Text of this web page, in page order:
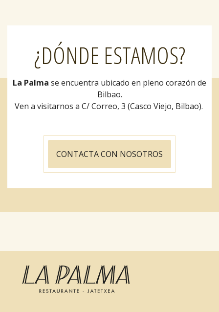
¿DÓNDE ESTAMOS?
La Palma se encuentra ubicado en pleno corazón de
Bilbao.
Ven a visitarnos a C/ Correo, 3 (Casco Viejo, Bilbao).
CONTACTA CON NOSOTROS